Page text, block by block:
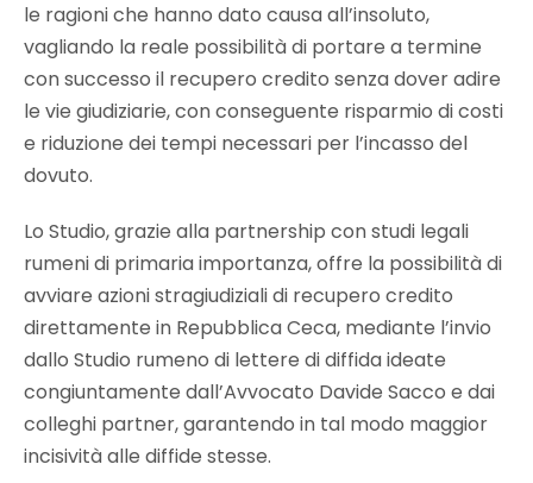
le ragioni che hanno dato causa all’insoluto,
vagliando la reale possibilità di portare a termine
con successo il recupero credito senza dover adire
le vie giudiziarie, con conseguente risparmio di costi
e riduzione dei tempi necessari per l’incasso del
dovuto.
Lo Studio, grazie alla partnership con studi legali
rumeni di primaria importanza, offre la possibilità di
avviare azioni stragiudiziali di recupero credito
direttamente in Repubblica Ceca, mediante l’invio
dallo Studio rumeno di lettere di diffida ideate
congiuntamente dall’Avvocato Davide Sacco e dai
colleghi partner, garantendo in tal modo maggior
incisività alle diffide stesse.